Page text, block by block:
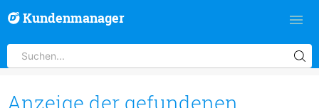
Kundenmanager